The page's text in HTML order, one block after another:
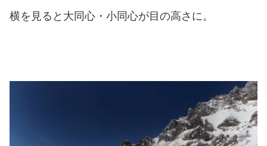
横を見ると大同心・小同心が目の高さに。